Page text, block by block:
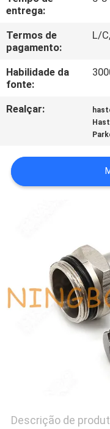
NOS
SOLICITE UM
ORÇAMENTO
COMPANY
MAPA
POLÍTICA
PRIVACIDADE
entrega:
Termos de
pagamento:
L/
Habilidade da
fonte:
Realçar:
Descrição de